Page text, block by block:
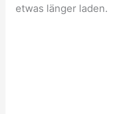
etwas länger laden.